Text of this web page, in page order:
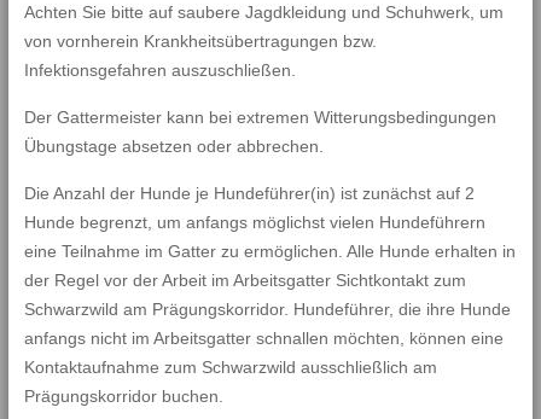
Achten Sie bitte auf saubere Jagdkleidung und Schuhwerk, um
von vornherein Krankheitsübertragungen bzw.
Infektionsgefahren auszuschließen.
Der Gattermeister kann bei extremen Witterungsbedingungen
Übungstage absetzen oder abbrechen.
Die Anzahl der Hunde je Hundeführer(in) ist zunächst auf 2
Hunde begrenzt, um anfangs möglichst vielen Hundeführern
eine Teilnahme im Gatter zu ermöglichen. Alle Hunde erhalten in
der Regel vor der Arbeit im Arbeitsgatter Sichtkontakt zum
Schwarzwild am Prägungskorridor. Hundeführer, die ihre Hunde
anfangs nicht im Arbeitsgatter schnallen möchten, können eine
Kontaktaufnahme zum Schwarzwild ausschließlich am
Prägungskorridor buchen.